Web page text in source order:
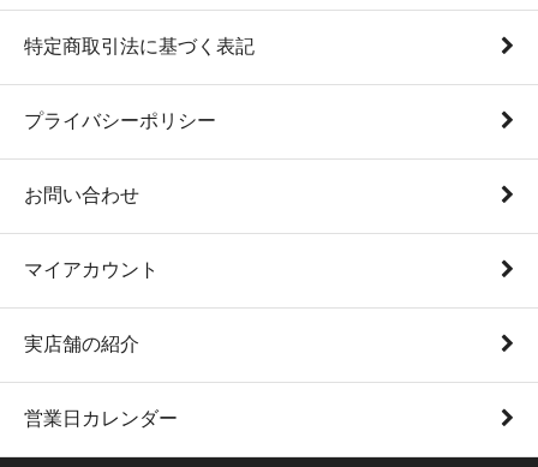
特定商取引法に基づく表記
プライバシーポリシー
お問い合わせ
マイアカウント
実店舗の紹介
営業日カレンダー